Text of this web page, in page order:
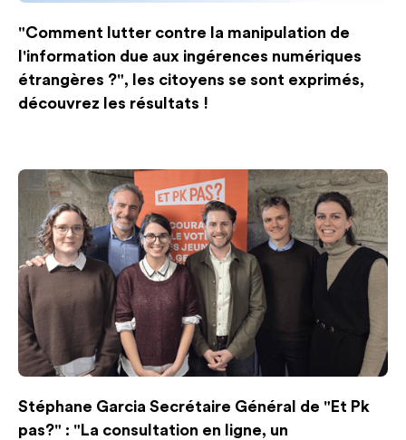
"Comment lutter contre la manipulation de
l'information due aux ingérences numériques
étrangères ?", les citoyens se sont exprimés,
découvrez les résultats !
Stéphane Garcia Secrétaire Général de "Et Pk
pas?" : "La consultation en ligne, un